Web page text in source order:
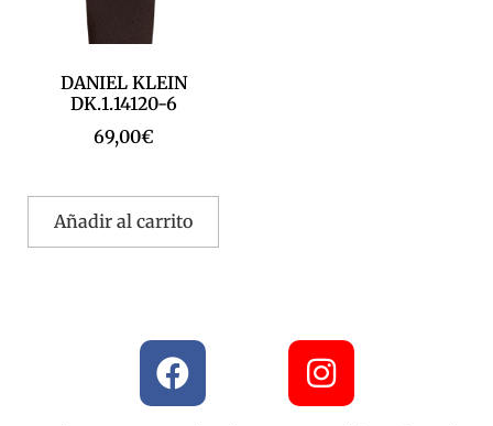
DANIEL KLEIN
DK.1.14120-6
69,00€
Añadir al carrito